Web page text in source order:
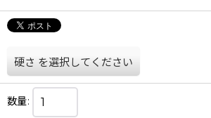
硬さ を選択してください
数量: